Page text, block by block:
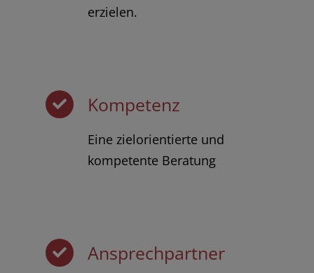
erzielen.
Kompetenz
Eine zielorientierte und
kompetente Beratung
Ansprechpartner